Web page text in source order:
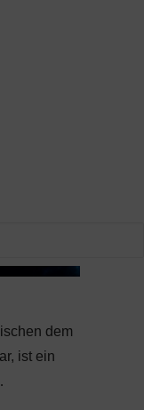
dem
ist ein